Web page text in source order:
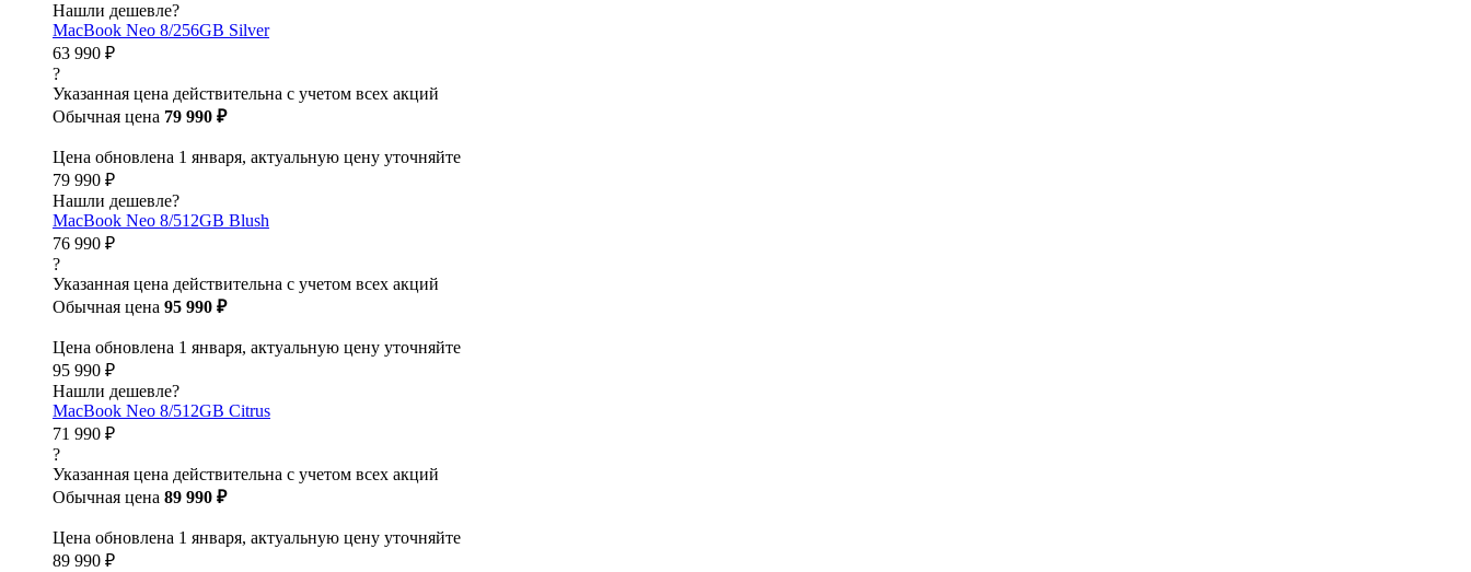
Нашли дешевле?
MacBook Neo 8/256GB Silver
63 990 ₽
?
Указанная цена действительна с учетом всех акций
Обычная цена 79 990 ₽
Цена обновлена 1 января, актуальную цену уточняйте
79 990 ₽
Нашли дешевле?
MacBook Neo 8/512GB Blush
76 990 ₽
?
Указанная цена действительна с учетом всех акций
Обычная цена 95 990 ₽
Цена обновлена 1 января, актуальную цену уточняйте
95 990 ₽
Нашли дешевле?
MacBook Neo 8/512GB Citrus
71 990 ₽
?
Указанная цена действительна с учетом всех акций
Обычная цена 89 990 ₽
Цена обновлена 1 января, актуальную цену уточняйте
89 990 ₽